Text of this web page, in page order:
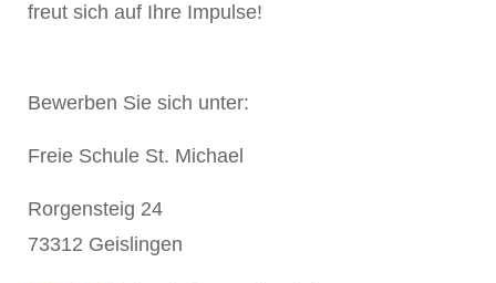
freut sich auf Ihre Impulse!
Bewerben Sie sich unter:
Freie Schule St. Michael
Rorgensteig 24
73312 Geislingen